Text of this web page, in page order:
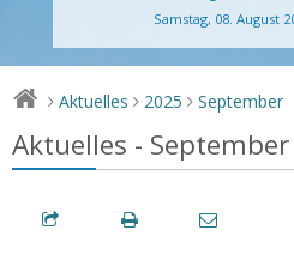
Samstag, 08. August
> Aktuelles > 2025 > September
Aktuelles -